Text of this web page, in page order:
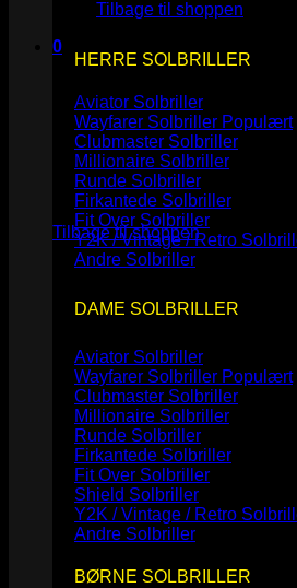
Tilbage til shoppen
0
Kurv
Ingen varer i kurven.
Tilbage til shoppen
HERRE SOLBRILLER
Aviator Solbriller
Wayfarer Solbriller
Clubmaster Solbriller
Millionaire Solbriller
Runde Solbriller
Firkantede Solbriller
Fit Over Solbriller
Y2K / Vintage / Retro
Andre Solbriller
DAME SOLBRILLER
Aviator Solbriller
Wayfarer Solbriller
Clubmaster Solbriller
Millionaire Solbriller
Runde Solbriller
Firkantede Solbriller
Fit Over Solbriller
Shield Solbriller
Y2K / Vintage / Retro
Andre Solbriller
BØRNE SOLBRILLER